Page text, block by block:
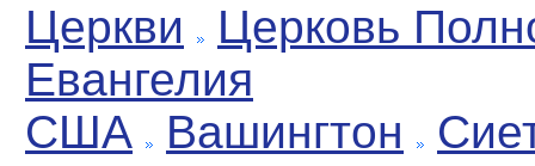
Церкви
Церковь
Евангелия
США
Вашингтон